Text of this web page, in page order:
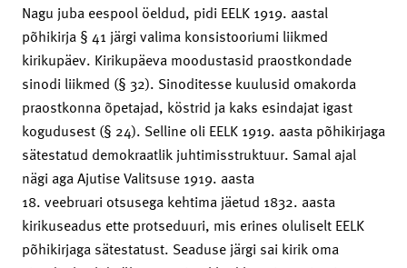
Nagu juba eespool öeldud, pidi EELK 1919. aastal
põhikirja § 41 järgi valima konsistooriumi liikmed
kirikupäev. Kirikupäeva moodustasid praostkondade
sinodi liikmed (§ 32). Sinoditesse kuulusid omakorda
praostkonna õpetajad, köstrid ja kaks esindajat igast
kogudusest (§ 24). Selline oli EELK 1919. aasta põhikirjaga
sätestatud demokraatlik juhtimisstruktuur. Samal ajal
nägi aga Ajutise Valitsuse 1919. aasta
18. veebruari otsusega kehtima jäetud 1832. aasta
kirikuseadus ette protseduuri, mis erines oluliselt EELK
põhikirjaga sätestatust. Seaduse järgi sai kirik oma